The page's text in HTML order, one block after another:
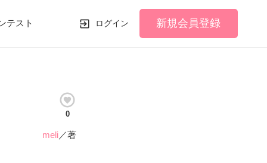
テスト ログイン 新規会員登録
0
meli／著